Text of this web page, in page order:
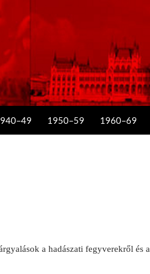
1950–59 1960–69
a hadászati fegyverekről és a